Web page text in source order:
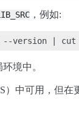
，例如:
境中。
）中可用，但